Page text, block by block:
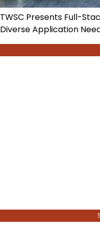
TWSC Presents Full-
Diverse Application